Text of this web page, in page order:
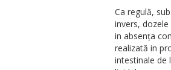
Ca regulă,
invers,
in absenţa
realizată in
intestinale de